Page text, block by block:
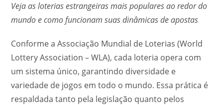
Veja as loterias estrangeiras mais populares ao redor do
mundo e como funcionam suas dinâmicas de apostas
Conforme a Associação Mundial de Loterias (World
Lottery Association – WLA), cada loteria opera com
um sistema único, garantindo diversidade e
variedade de jogos em todo o mundo. Essa prática é
respaldada tanto pela legislação quanto pelos